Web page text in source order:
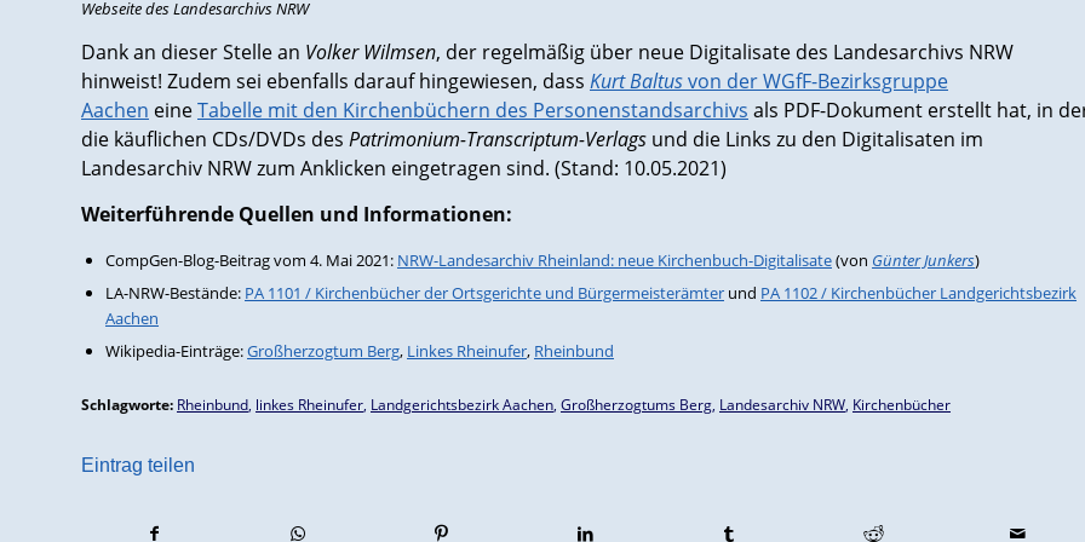
Webseite des Landesarchivs NRW
Dank an dieser Stelle an Volker Wilmsen, der regelmäßig über neue Digitalisate des Landesarchivs NRW
hinweist! Zudem sei ebenfalls darauf hingewiesen, dass Kurt Baltusvon der WGfF-Bezirksgruppe
Aachen eineTabelle mit den Kirchenbüchern des Personenstandsarchivs als PDF-Dokument erstellt hat, in
die käuflichen CDs/DVDs des Patrimonium-Transcriptum-Verlags und die Links zu den Digitalisaten im
Landesarchiv NRW zum Anklicken eingetragen sind. (Stand: 10.05.2021)
Weiterführende Quellen und Informationen:
CompGen-Blog-Beitrag vom 4. Mai 2021: NRW-Landesarchiv Rheinland: neue Kirchenbuch-Digitalisate(von Günter Junkers)
LA-NRW-Bestände: PA 1101 / Kirchenbücher der Ortsgerichte und Bürgermeisterämter und PA 1102 / Kirchenbücher Landgerichtsbezirk
Aachen
Wikipedia-Einträge:Großherzogtum Berg, Linkes Rheinufer, Rheinbund
Schlagworte: Rheinbund, linkes Rheinufer, Landgerichtsbezirk Aachen, Großherzogtums Berg, Landesarchiv NRW, Kirchenbücher
Eintrag teilen